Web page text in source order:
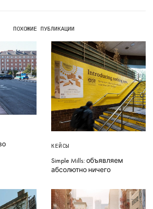
ПОХОЖИЕ ПУБЛИКАЦИИ
КЕЙСЫ
Simple Mills: объявляем
абсолютно ничего